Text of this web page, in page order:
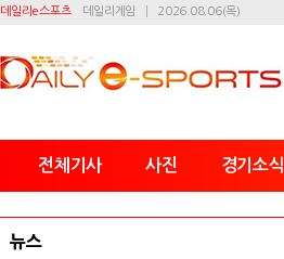
데일리e스포츠 데일리게임 2026.08.06(목)
전체기사 사진 경기소식
뉴스